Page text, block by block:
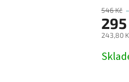
546 Kč
243,80
cena: